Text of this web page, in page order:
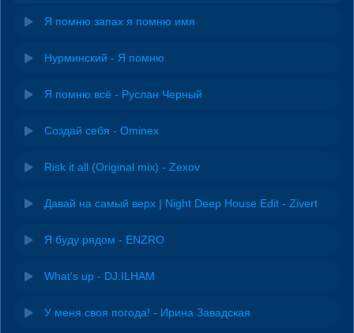
Я помню запах я помню имя
Нурминский - Я помню
Я помню всё - Руслан Черный
Создай себя - Ominex
Risk it all (Original mix) - Zexov
Давай на самый верх | Night Deep House Edit - Zivert
Я буду рядом - ENZRO
What's up - DJ.ILHAM
У меня своя погода! - Ирина Завадская